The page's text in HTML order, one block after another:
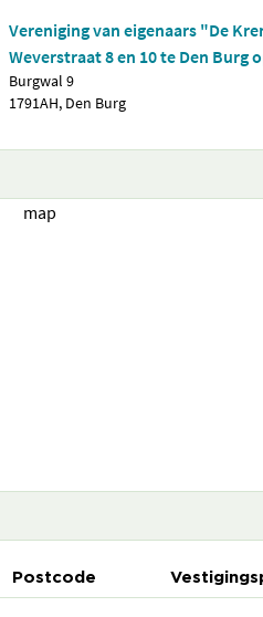
Vereniging van eigenaars "De
Weverstraat 8 en 10 te Den Burg
Burgwal 9
1791AH, Den Burg
map
Postcode